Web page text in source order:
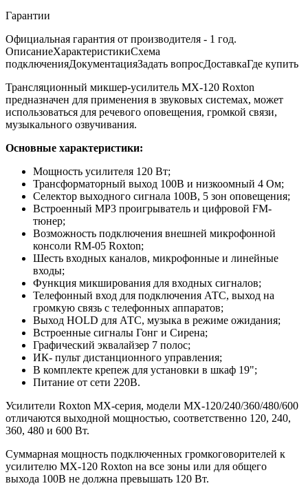
Гарантии
Официальная гарантия от производителя - 1 год.
ОписаниеХарактеристикиСхема
подключенияДокументацияЗадать вопросДоставкаГде купить
Трансляционный микшер-усилитель MX-120 Roxton
предназначен для применения в звуковых системах, может
использоваться для речевого оповещения, громкой связи,
музыкального озвучивания.
Основные характеристики:
Мощность усилителя 120 Вт;
Трансформаторный выход 100В и низкоомный 4 Ом;
Селектор выходного сигнала 100В, 5 зон оповещения;
Встроенный MP3 проигрыватель и цифровой FM-
тюнер;
Возможность подключения внешней микрофонной
консоли RM-05 Roxton;
Шесть входных каналов, микрофонные и линейные
входы;
Функция микширования для входных сигналов;
Телефонный вход для подключения АТС, выход на
громкую связь с телефонных аппаратов;
Выход HOLD для АТС, музыка в режиме ожидания;
Встроенные сигналы Гонг и Сирена;
Графический эквалайзер 7 полос;
ИК- пульт дистанционного управления;
В комплекте крепеж для установки в шкаф 19";
Питание от сети 220В.
Усилители Roxton MX-серия, модели MX-120/240/360/480/600
отличаются выходной мощностью, соответственно 120, 240,
360, 480 и 600 Вт.
Суммарная мощность подключенных громкоговорителей к
усилителю MX-120 Roxton на все зоны или для общего
выхода 100В не должна превышать 120 Вт.